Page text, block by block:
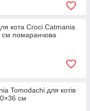
кота Croci Catmania
см помаранчова
Tomodachi для котів
см